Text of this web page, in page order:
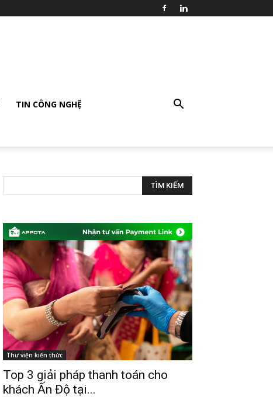
TIN CÔNG NGHỆ
Thư viện kiến thức
Top 3 giải pháp thanh toán cho
khách Ấn Độ tại...